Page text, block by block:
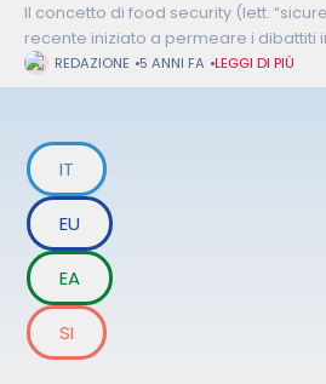
Il concetto di food security (lett.
recente iniziato a permeare i dibattiti
imponendosi gradualmente come
importanza nel panorama globale.
REDAZIONE 5 ANNI FA LEGGI DI PIÙ
IT
EU
EA
SI